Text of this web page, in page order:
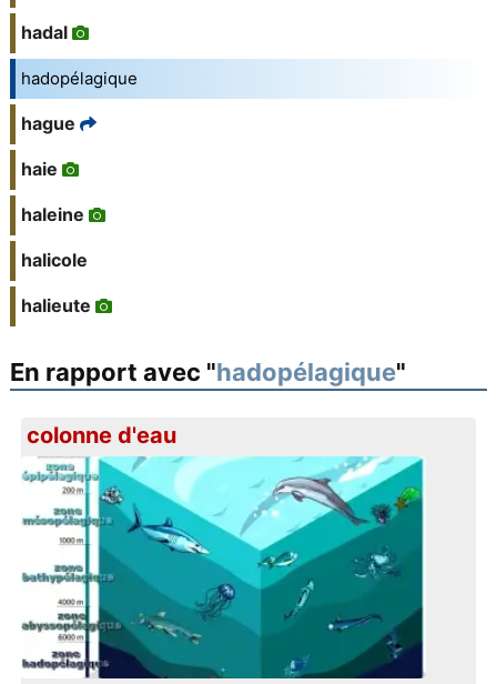
hadal
hadopélagique
hague
haie
haleine
halicole
halieute
En rapport avec "hadopélagique"
colonne d'eau